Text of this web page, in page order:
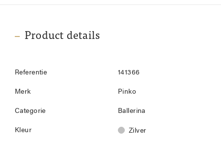
Product details
Referentie 141366
Merk Pinko
Categorie Ballerina
Kleur Zilver